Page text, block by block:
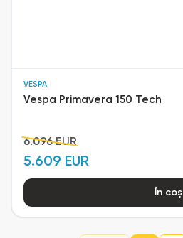
VESPA
Vespa Primavera 150 Tech
6.096 EUR
5.609 EUR
În coș